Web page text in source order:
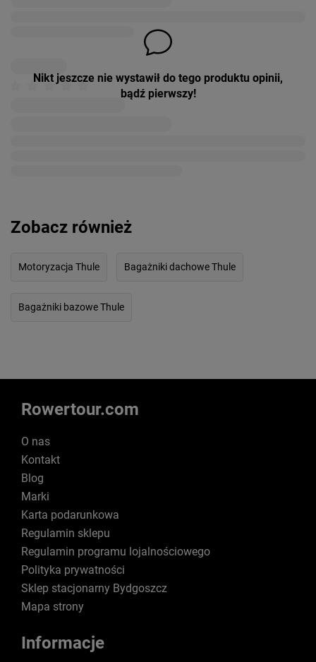
Nikt jeszcze nie wystawił do tego produktu opinii,
bądź pierwszy!
Zobacz również
Motoryzacja Thule Bagażniki dachowe Thule
Bagażniki bazowe Thule
Rowertour.com
O nas
Kontakt
Blog
Marki
Karta podarunkowa
Regulamin sklepu
Regulamin programu lojalnościowego
Polityka prywatności
Sklep stacjonarny Bydgoszcz
Mapa strony
Informacje